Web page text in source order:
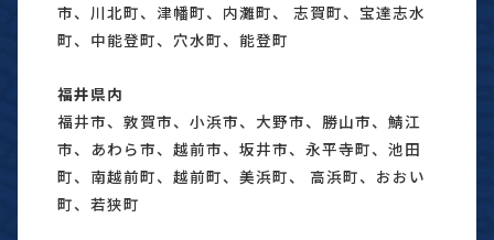
市、川北町、津幡町、内灘町、 志賀町、宝達志水
町、中能登町、穴水町、能登町
福井県内
福井市、敦賀市、小浜市、大野市、勝山市、鯖江
市、あわら市、越前市、坂井市、永平寺町、池田
町、南越前町、越前町、美浜町、 高浜町、おおい
町、若狭町